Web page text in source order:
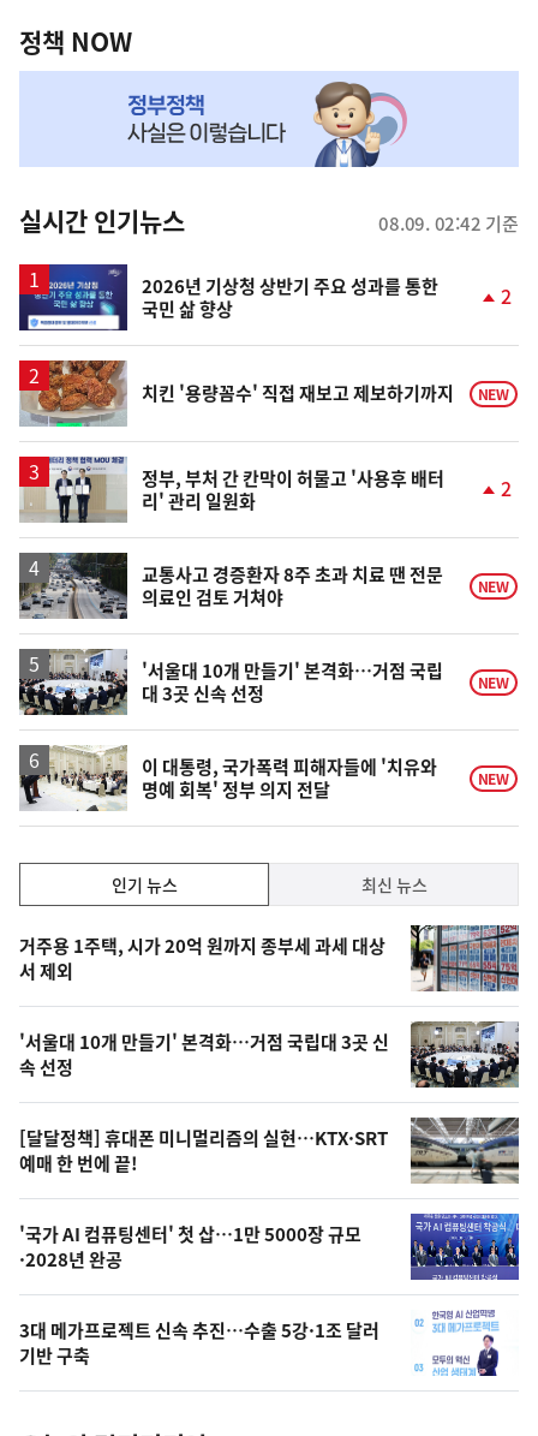
책
NOW,
뉴
스
정책 NOW
실시간 인기뉴스 08.09. 02:42 기준
2026년 기상청 상반기 주요 성과를 통한
국민 삶 향상
계
승
2
치킨 '용량꼼수' 직접 재보고 제보하기까지 NEW
정부, 부처 간 칸막이 허물고 '사용후 배터
리' 관리 일원화
계
승
2
교통사고 경증환자 8주 초과 치료 땐 전문
의료인 검토 거쳐야
NEW
'서울대 10개 만들기' 본격화…거점 국립
대 3곳 신속 선정
NEW
이 대통령, 국가폭력 피해자들에 '치유와
명예 회복' 정부 의지 전달
NEW
기,
최
신,
오
늘
의
영
상
오
늘
의
사
진
인기 뉴스 최신 뉴스
기
뉴
스
거주용 1주택, 시가 20억 원까지 종부세 과세 대상
서 제외
'서울대 10개 만들기' 본격화…거점 국립대 3곳 신
속 선정
[달달정책] 휴대폰 미니멀리즘의 실현…KTX·SRT
예매 한 번에 끝!
'국가 AI 컴퓨팅센터' 첫 삽…1만 5000장 규모
·2028년 완공
3대 메가프로젝트 신속 추진…수출 5강·1조 달러
기반 구축